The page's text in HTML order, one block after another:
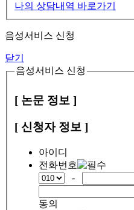
나의 상담내역 바로가기
음성서비스 신청
닫기
음성서비스 신청
[ 논문 정보 ]
[ 신청자 정보 ]
아이디
전화번호
-
동의